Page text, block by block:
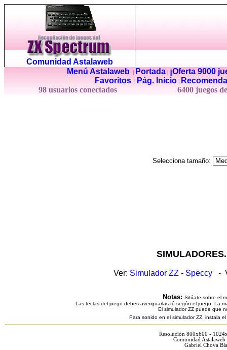
Comunidad Astalaweb
Menú Astalaweb| Portada|
¡Oferta 9000
Favoritos
Pág. Inicio
98 usuarios conectados
6400 juegos
Selecciona tamaño:
Ver: Simulador ZZ - Speccy -
Notas: Sitúate sobre el
Las teclas del juego debes averiguarlas tú según el juego. La
El simulador ZZ puede que
Para sonido en el simulador ZZ, instala
Resolución 800x600 -
Comunidad
Gabriel Chova